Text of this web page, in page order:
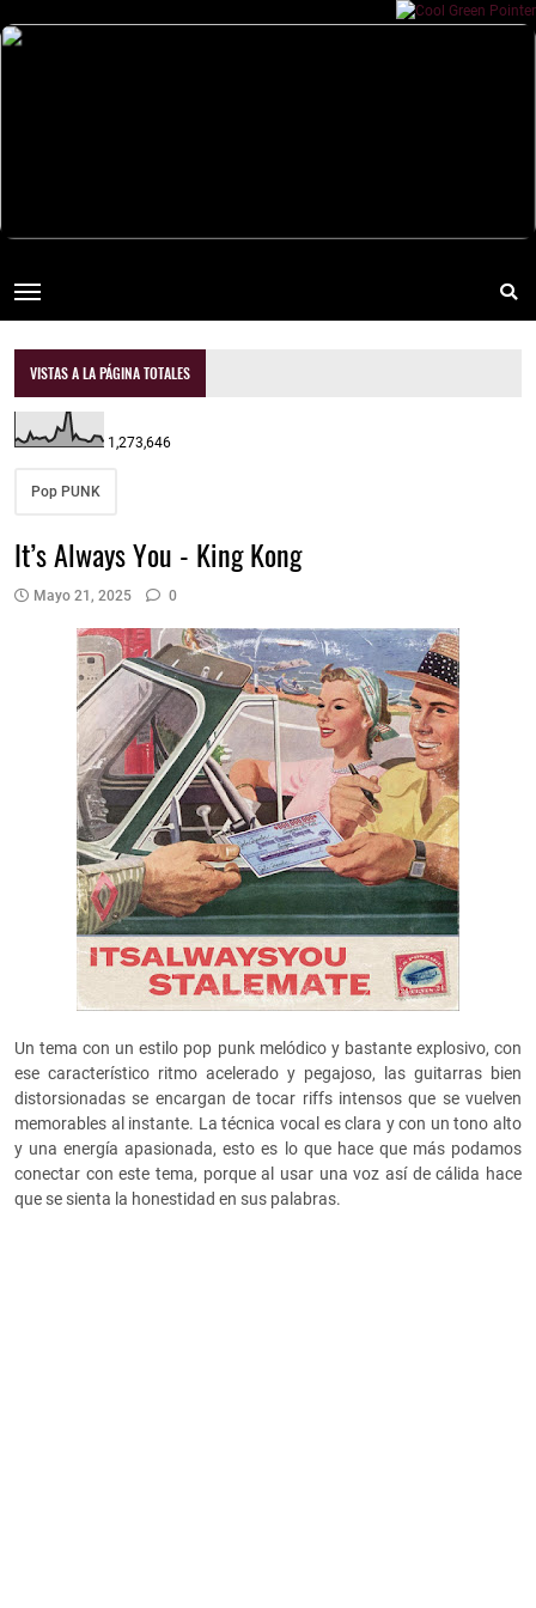
VISTAS A LA PÁGINA TOTALES
1,273,646
Pop PUNK
It’s Always You - King Kong
Mayo 21, 2025 0
Un tema con un estilo pop punk melódico y bastante explosivo, con
ese característico ritmo acelerado y pegajoso, las guitarras bien
distorsionadas se encargan de tocar riffs intensos que se vuelven
memorables al instante. La técnica vocal es clara y con un tono alto
y una energía apasionada, esto es lo que hace que más podamos
conectar con este tema, porque al usar una voz así de cálida hace
que se sienta la honestidad en sus palabras.